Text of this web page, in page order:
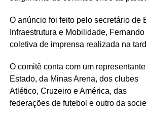
O anúncio foi feito pelo secretário de
Infraestrutura e Mobilidade,
coletiva de imprensa realizada na
O comitê conta com um
Estado, da Minas Arena, dos clubes
Atlético, Cruzeiro e América, das
federações de futebol e outro da